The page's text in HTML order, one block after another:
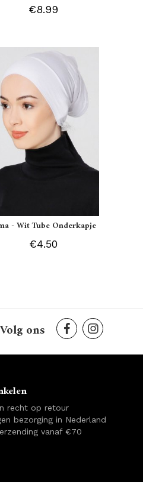
€8.99
- Wit Tube Onderkapje
€4.50
Volg ons
recht op retour
bezorging in Nederland
vanaf €70